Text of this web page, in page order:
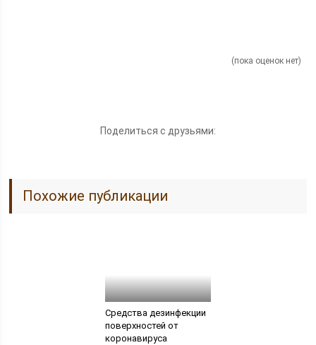
(пока оценок нет)
Поделиться с друзьями:
Похожие публикации
Средства дезинфекции
поверхностей от
коронавируса